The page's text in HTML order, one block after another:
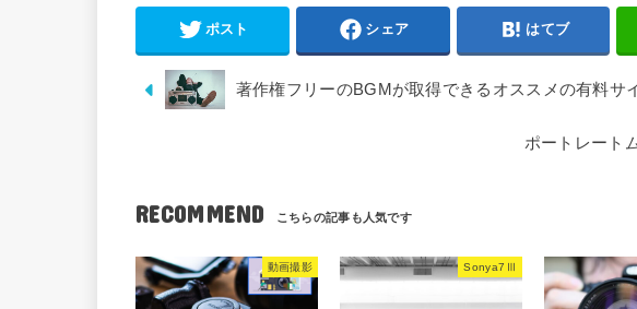
ポスト シェア はてブ
著作権フリーのBGMが取得できるオススメの有料サ
ポートレート
RECOMMEND
動画撮影 Sonya7Ⅲ